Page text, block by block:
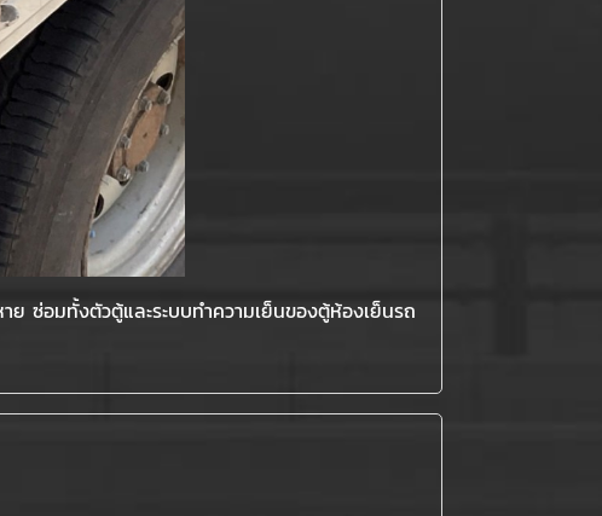
ย ซ่อมทั้งตัวตู้และระบบทำความเย็นของตู้ห้องเย็นรถ